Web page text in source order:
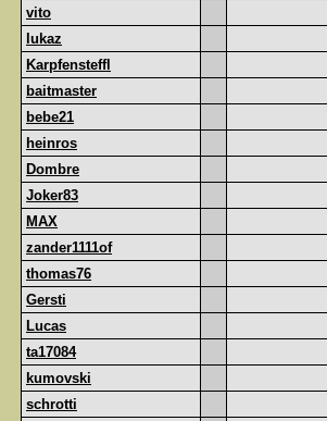
vito
lukaz
Karpfensteffl
baitmaster
bebe21
heinros
Dombre
Joker83
MAX
zander1111of
thomas76
Gersti
Lucas
ta17084
kumovski
schrotti